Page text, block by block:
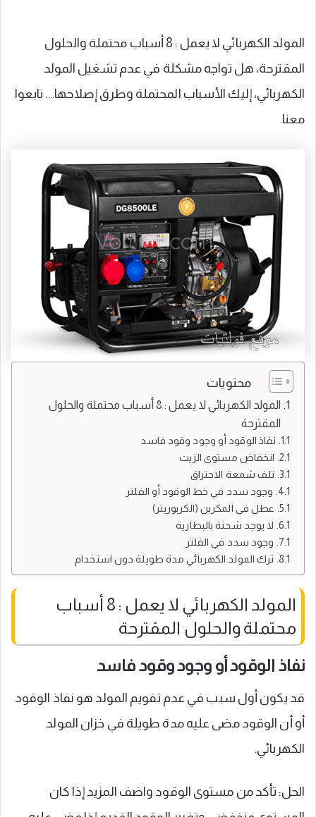
المولد الكهربائي لا يعمل : 8 أسباب محتملة والحلول
المقترحة، هل تواجه مشكلة في عدم تشغيل المولد
الكهربائي، إليك الأسباب المحتملة وطرق إصلاحها…. تابعوا
معنا.
محتويات
المولد الكهربائي لا يعمل : 8 أسباب محتملة والحلول
المقترحة
نفاذ الوقود أو وجود وقود فاسد
انخفاض مستوى الزيت
تلف شمعة الاحتراق
وجود سدد في خط الوقود أو الفلتر
عطل في المكربن (الكربوريتر)
لا يوجد شحنة بالبطارية
وجود سدد في الفلتر
ترك المولد الكهربائي مدة طويلة دون استخدام
المولد الكهربائي لا يعمل : 8 أسباب
محتملة والحلول المقترحة
نفاذ الوقود أو وجود وقود فاسد
قد يكون أول سبب في عدم تقويم المولد هو نفاذ الوقود
أو أن الوقود مضى عليه مدة طويلة في خزان المولد
الكهربائي.
الحل: تأكد من مستوى الوقود واضف المزيد إذا كان